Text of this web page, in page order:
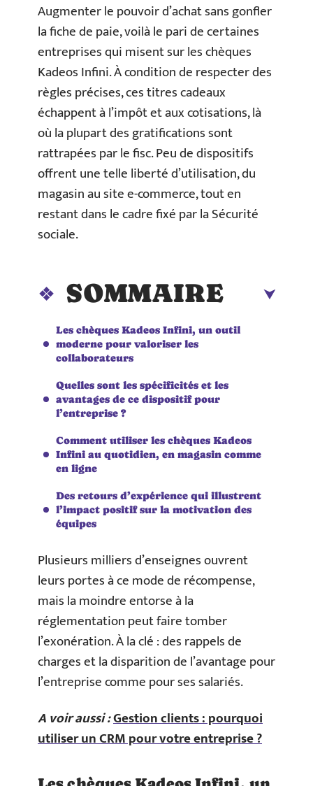
Augmenter le pouvoir d’achat sans gonfler
la fiche de paie, voilà le pari de certaines
entreprises qui misent sur les chèques
Kadeos Infini. À condition de respecter des
règles précises, ces titres cadeaux
échappent à l’impôt et aux cotisations, là
où la plupart des gratifications sont
rattrapées par le fisc. Peu de dispositifs
offrent une telle liberté d’utilisation, du
magasin au site e-commerce, tout en
restant dans le cadre fixé par la Sécurité
sociale.
SOMMAIRE
Les chèques Kadeos Infini, un outil
moderne pour valoriser les
collaborateurs
Quelles sont les spécificités et les
avantages de ce dispositif pour
l’entreprise ?
Comment utiliser les chèques Kadeos
Infini au quotidien, en magasin comme
en ligne
Des retours d’expérience qui illustrent
l’impact positif sur la motivation des
équipes
Plusieurs milliers d’enseignes ouvrent
leurs portes à ce mode de récompense,
mais la moindre entorse à la
réglementation peut faire tomber
l’exonération. À la clé : des rappels de
charges et la disparition de l’avantage pour
l’entreprise comme pour ses salariés.
A voir aussi :Gestion clients : pourquoi
utiliser un CRM pour votre entreprise ?